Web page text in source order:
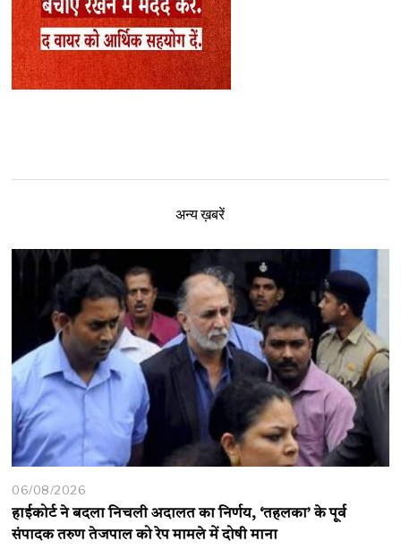
अन्य ख़बरें
06/08/2026
हाईकोर्ट ने बदला निचली अदालत का निर्णय, ‘तहलका’ के पूर्व
संपादक तरुण तेजपाल को रेप मामले में दोषी माना